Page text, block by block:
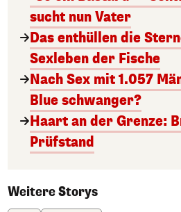
sucht nun Vater
Das enthüllen die
Sexleben der Fische
Nach Sex mit 1.057
Blue schwanger?
Haart an der Grenze:
Prüfstand
Weitere Storys